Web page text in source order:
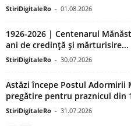
StiriDigitaleRo - 01.08.2026
1926-2026 | Centenarul
ani de credință și mărturisire...
StiriDigitaleRo - 30.07.2026
Astăzi începe Postul Adormirii
pregătire pentru praznicul din
StiriDigitaleRo - 31.07.2026